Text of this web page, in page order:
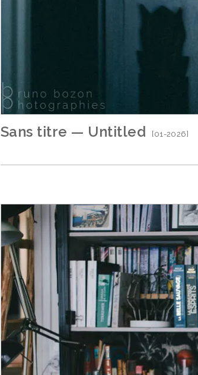
Sans titre — Untitled [01-2026]